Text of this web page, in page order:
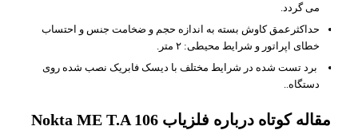
می گردد.
حداکثرعمق کاوش بسته به اندازه حجم و ضخامت جنس و احتساب
خطای اپراتور و شرایط محیطی: ۲ متر.
برد تست شده در شرایط مختلف با دیسک فابریک نصب شده روی
دستگاه..
مقاله کوتاه درباره فلزیاب Nokta ME T.A 106